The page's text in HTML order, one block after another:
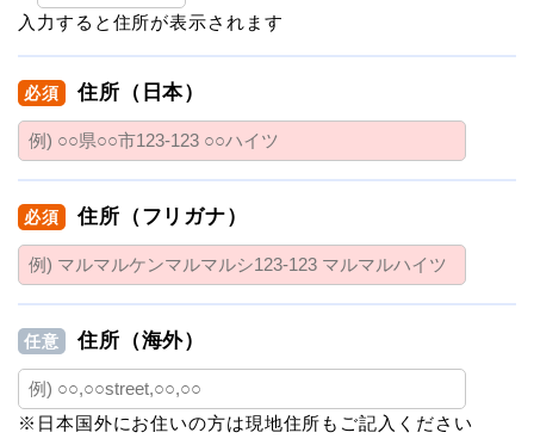
入力すると住所が表示されます
必須 住所（日本）
必須 住所（フリガナ）
任意 住所（海外）
※日本国外にお住いの方は現地住所もご記入ください